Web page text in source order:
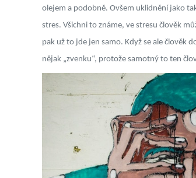
olejem a podobně. Ovšem uklidnění jako
stres. Všichni to známe, ve stresu člověk
pak už to jde jen samo. Když se ale člověk
nějak „zvenku“, protože samotný to ten